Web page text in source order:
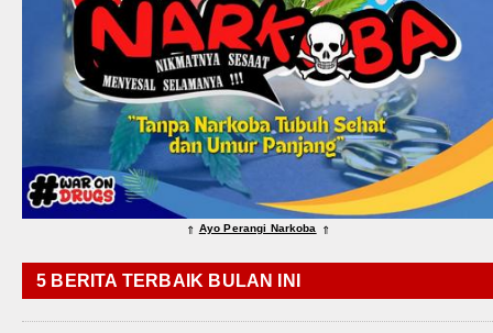
⇑ Ayo Perangi Narkoba ⇑
5 BERITA TERBAIK BULAN INI